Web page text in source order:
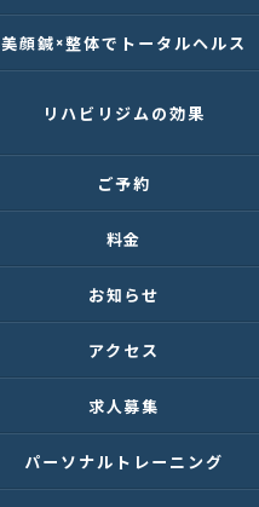
美顔鍼×整体でトータルヘルス
リハビリジムの効果
ご予約
料金
お知らせ
アクセス
求人募集
パーソナルトレーニング